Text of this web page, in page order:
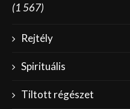
(1 567)
Rejtély
Spirituális
Tiltott régészet